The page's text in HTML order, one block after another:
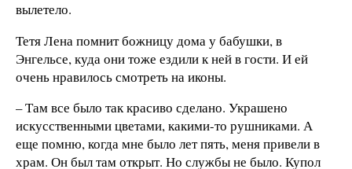
вылетело.
Тетя Лена помнит божницу дома у бабушки, в
Энгельсе, куда они тоже ездили к ней в гости. И ей
очень нравилось смотреть на иконы.
– Там все было так красиво сделано. Украшено
искусственными цветами, какими-то рушниками. А
еще помню, когда мне было лет пять, меня привели в
храм. Он был там открыт. Но службы не было. Купол